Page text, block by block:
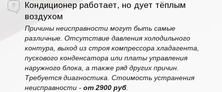
Кондиционер работает, но дует тёплым
воздухом
Причины неисправности могут быть самые
различные. Отсутствие давления холодильного
контура, выход из строя компрессора хладагента,
пускового конденсатора или платы управления
наружного блока, а также ряд других причин.
Требуется диагностика. Стоимость устранения
неисправности - от 2900 руб